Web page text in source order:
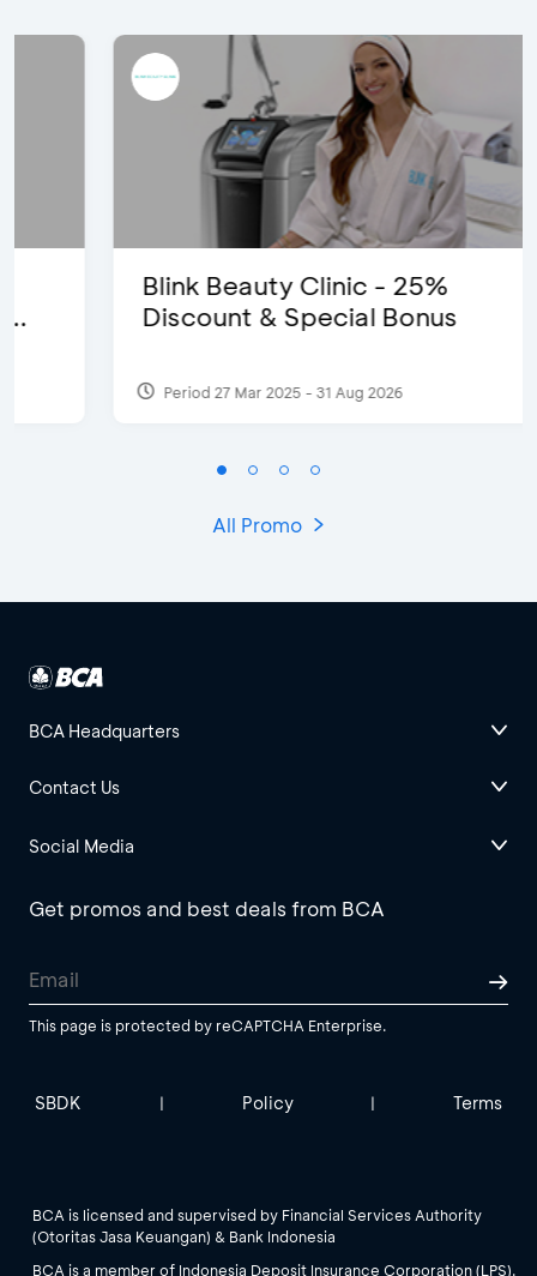
Blink Beauty Clinic - 25%
Discount & Special Bonus
Period 27 Mar 2025 - 31 Aug 2026
All Promo
BCA Headquarters
Contact Us
Social Media
Get promos and best deals from BCA
This page is protected by reCAPTCHA Enterprise.
SBDK | Policy | Terms
BCA is licensed and supervised by Financial Services Authority
(Otoritas Jasa Keuangan) & Bank Indonesia
BCA is a member of Indonesia Deposit Insurance Corporation (LPS).